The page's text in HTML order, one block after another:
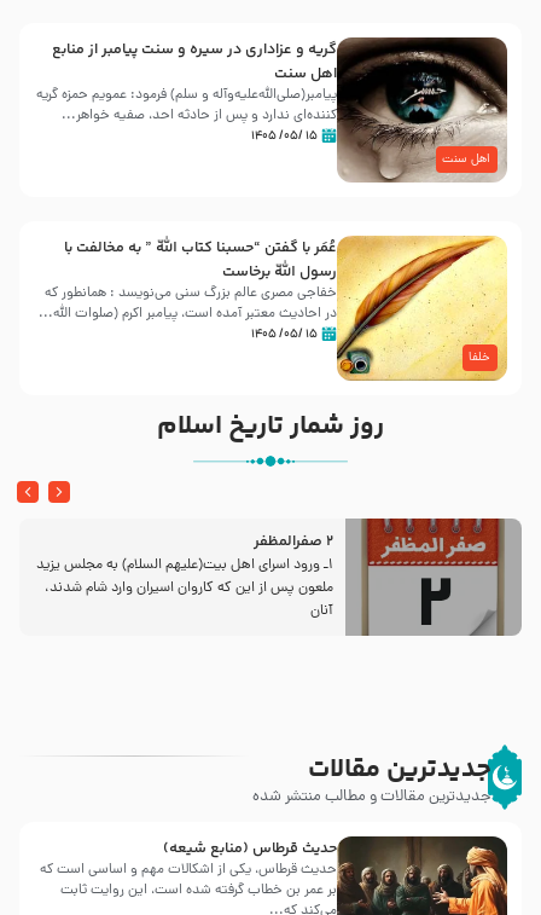
اهل سنت
گریه و عزاداری در سیره و سنت پیامبر از منابع
اهل سنت
پیامبر(صلی‌الله‌علیه‌وآله و سلم) فرمود: عمویم حمزه گریه
کننده‌ای ندارد و پس از حادثه احد، صفیه خواهر...
۱۵ /۰۵/ ۱۴۰۵
خلفا
عُمَر با گفتن “حسبنا كتاب اللّه ” به مخالفت با
رسول اللّه برخاست
خفاجی مصری عالم بزرگ سنی می‌نویسد : همانطور که
در احادیث معتبر آمده است، پیامبر اکرم (صلوات اللّه...
۱۵ /۰۵/ ۱۴۰۵
روز شمار تاریخ اسلام
2 صفرالمظفر
1ـ ورود اسراى اهل بیت‌(علیهم السلام) به مجلس یزید
ملعون پس از این كه كاروان اسیران وارد شام شدند،
آنان
جدیدترین مقالات
جدیدترین مقالات و مطالب منتشر شده
حدیث قرطاس (منابع شیعه)
حدیث قرطاس، یکی از اشکالات مهم و اساسی است که
بر عمر بن خطاب گرفته شده است، این روایت ثابت